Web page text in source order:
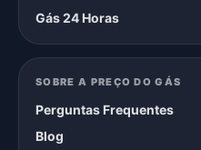
Gás 24 Horas
SOBRE A PREÇO DO GÁS
Perguntas Frequentes
Blog